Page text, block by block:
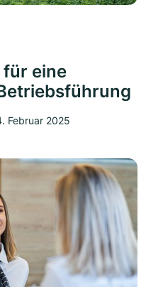
für eine
Februar 2025